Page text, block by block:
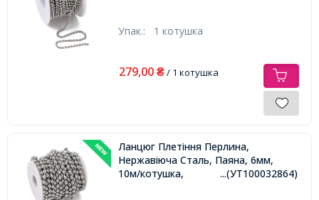
Упак.: 1 котушка
279,00 ₴/ 1 котушка
Ланцюг Плетіння Перлина,
Нержавіюча Сталь, Паяна, 6мм,
10м/котушка,
...(УТ100032864)